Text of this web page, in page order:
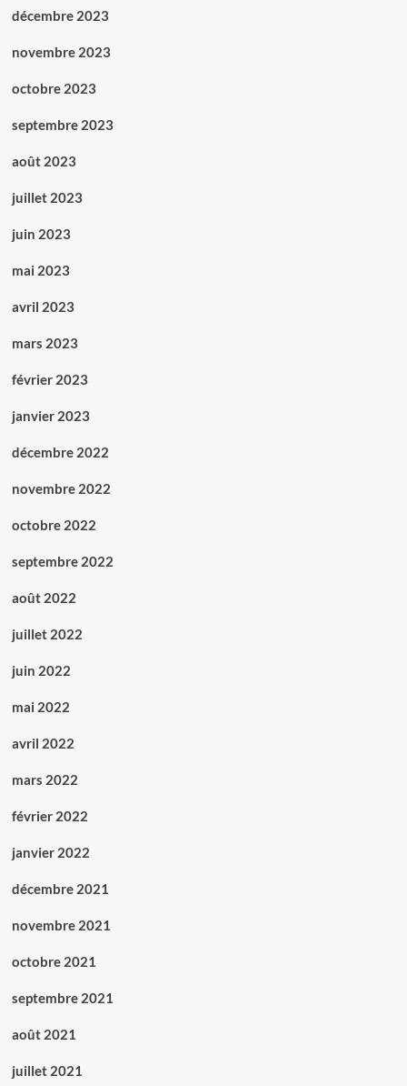
décembre 2023
novembre 2023
octobre 2023
septembre 2023
août 2023
juillet 2023
juin 2023
mai 2023
avril 2023
mars 2023
février 2023
janvier 2023
décembre 2022
novembre 2022
octobre 2022
septembre 2022
août 2022
juillet 2022
juin 2022
mai 2022
avril 2022
mars 2022
février 2022
janvier 2022
décembre 2021
novembre 2021
octobre 2021
septembre 2021
août 2021
juillet 2021